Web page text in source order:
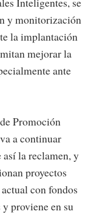
y monitorización
la implantación
mejorar la
ante
Promoción
a continuar
la reclamen, y
proyectos
con fondos
proviene en su